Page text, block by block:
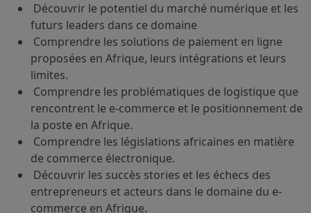
Felix Simaki Amah
Co-founder & Business Development Manager de Fabella
Emmanuel Bocquet
Digital Booster chez GreenTec
Jean Pascal Nvondo
Government's advisor & Shaping inclusive digital economies
@Better Than Cash Alliance
Découvrir le potentiel du marché numérique et les
futurs leaders dans ce domaine
Comprendre les solutions de paiement en ligne
proposées en Afrique, leurs intégrations et leurs
limites.
Comprendre les problématiques de logistique que
rencontrent le e-commerce et le positionnement de
la poste en Afrique.
Comprendre les législations africaines en matière
de commerce électronique.
Découvrir les succès stories et les échecs des
entrepreneurs et acteurs dans le domaine du e-
commerce en Afrique.